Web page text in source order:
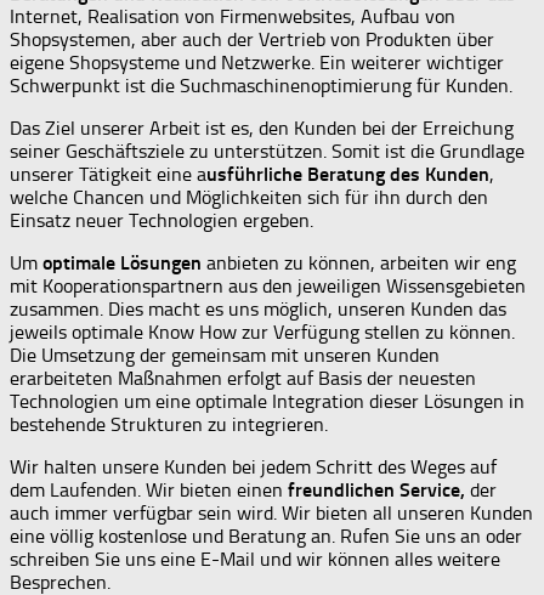
Internet, Realisation von Firmenwebsites, Aufbau von
Shopsystemen, aber auch der Vertrieb von Produkten über
eigene Shopsysteme und Netzwerke. Ein weiterer wichtiger
Schwerpunkt ist die Suchmaschinenoptimierung für Kunden.
Das Ziel unserer Arbeit ist es, den Kunden bei der Erreichung
seiner Geschäftsziele zu unterstützen. Somit ist die Grundlage
unserer Tätigkeit eine ausführliche Beratung des Kunden,
welche Chancen und Möglichkeiten sich für ihn durch den
Einsatz neuer Technologien ergeben.
Um optimale Lösungen anbieten zu können, arbeiten wir eng
mit Kooperationspartnern aus den jeweiligen Wissensgebieten
zusammen. Dies macht es uns möglich, unseren Kunden das
jeweils optimale Know How zur Verfügung stellen zu können.
Die Umsetzung der gemeinsam mit unseren Kunden
erarbeiteten Maßnahmen erfolgt auf Basis der neuesten
Technologien um eine optimale Integration dieser Lösungen in
bestehende Strukturen zu integrieren.
Wir halten unsere Kunden bei jedem Schritt des Weges auf
dem Laufenden. Wir bieten einen freundlichen Service, der
auch immer verfügbar sein wird. Wir bieten all unseren Kunden
eine völlig kostenlose und Beratung an. Rufen Sie uns an oder
schreiben Sie uns eine E-Mail und wir können alles weitere
Besprechen.